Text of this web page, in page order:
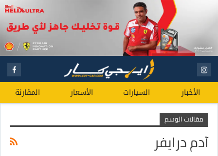
الأخبار السيارات الأسعار المقارنة
مقالات الوسم
آدم درايفر